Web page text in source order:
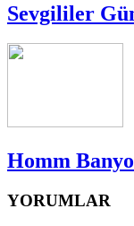
Sevgililer
Homm
YORUMLAR